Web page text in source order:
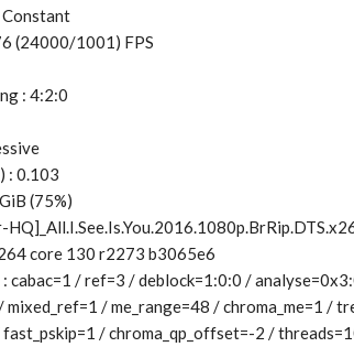
Constant
(24000/1001) FPS
: 4:2:0
: 0.103
(75%)
core 130 r2273 b3065e6
cabac=1 / ref=3 / deblock=1:0:0 /
mixed_ref=1 / me_range=48 / chroma_me=1 /
/ chroma_qp_offset=-2 /